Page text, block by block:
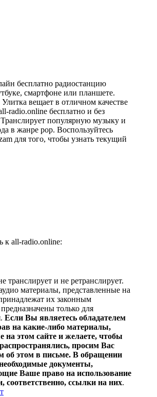
бесплатно радиостанцию
смартфоне или планшете.
вещает в отличном качестве
radio.online бесплатно и без
популярную музыку и
в жанре pop. Воспользуйтесь
для того, чтобы узнать текущий
к all-radio.online:
транслирует и не ретранслирует.
материалы, представленные на
их законным
только для
Если Вы являетесь обладателем
на какие-либо материалы,
на этом сайте и желаете, чтобы
просим Вас
об этом в письме. В обращении
документы,
Ваше право на использование
соответственно, ссылки на них.